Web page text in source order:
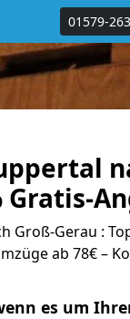
01579-
Gratis-
Groß-Gerau :
ab 78€ –
es um